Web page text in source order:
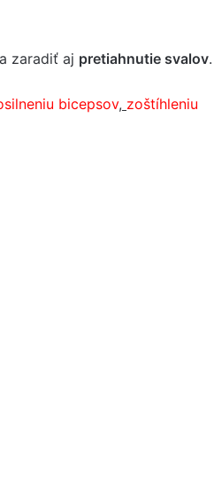
zaradiť aj pretiahnutie svalov.
bicepsov, zoštíhleniu